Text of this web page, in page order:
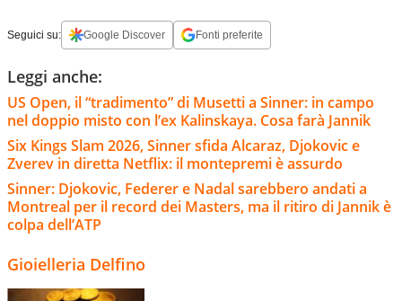
Seguici su: Google Discover Fonti preferite
Leggi anche:
US Open, il “tradimento” di Musetti a Sinner: in campo
nel doppio misto con l’ex Kalinskaya. Cosa farà Jannik
Six Kings Slam 2026, Sinner sfida Alcaraz, Djokovic e
Zverev in diretta Netflix: il montepremi è assurdo
Sinner: Djokovic, Federer e Nadal sarebbero andati a
Montreal per il record dei Masters, ma il ritiro di Jannik è
colpa dell’ATP
Gioielleria Delfino